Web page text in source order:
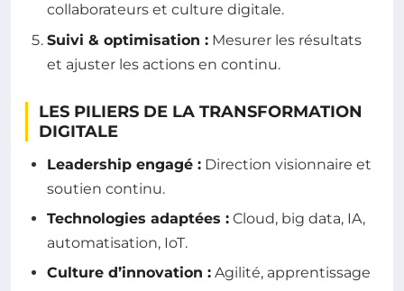
collaborateurs et culture digitale.
Suivi & optimisation : Mesurer les résultats
et ajuster les actions en continu.
LES PILIERS DE LA TRANSFORMATION
DIGITALE
Leadership engagé : Direction visionnaire et
soutien continu.
Technologies adaptées : Cloud, big data, IA,
automatisation, IoT.
Culture d’innovation : Agilité, apprentissage